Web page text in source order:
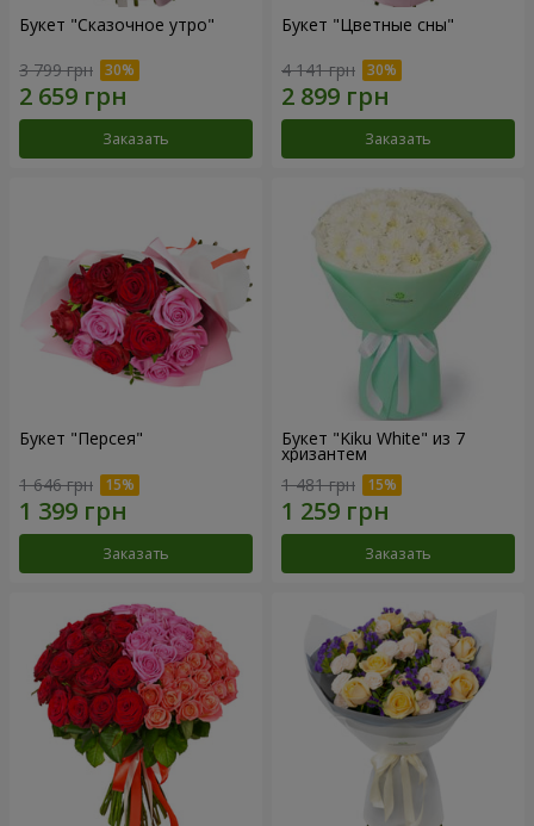
Букет "Сказочное утро"
3 799 грн
Заказать
Букет "Цветные сны"
4 141 грн
Заказать
Букет "Персея"
1 646 грн
Заказать
Букет "Kiku White" из 7
хризантем
1 481 грн
Заказать